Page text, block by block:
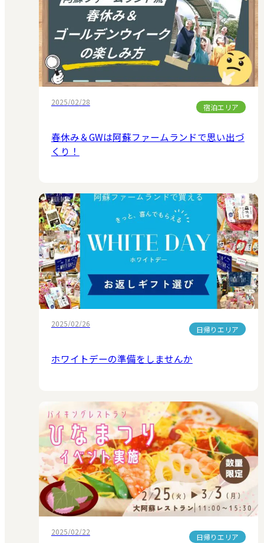
2025/02/28
宿泊エリア
春休み＆GWは阿蘇ファームランドで思い出づ
くり！
2025/02/26
日帰りエリア
ホワイトデーの準備をしませんか
2025/02/22
日帰りエリア